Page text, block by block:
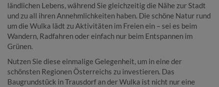
ländlichen Lebens, während Sie gleichzeitig die Nähe zur Stadt
und zu all ihren Annehmlichkeiten haben. Die schöne Natur rund
um die Wulka lädt zu Aktivitäten im Freien ein – sei es beim
Wandern, Radfahren oder einfach nur beim Entspannen im
Grünen.
Nutzen Sie diese einmalige Gelegenheit, um in eine der
schönsten Regionen Österreichs zu investieren. Das
Baugrundstück in Trausdorf an der Wulka ist nicht nur eine